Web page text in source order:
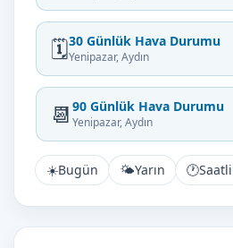
🗓️30 Günlük Hava Durumu
Yenipazar, Aydın
📆 90 Günlük Hava Durumu
Yenipazar, Aydın
☀️Bugün 🌤️Yarın 🕐